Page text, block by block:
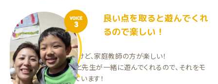
VOICE
3
良い点を取ると遊んでくれ
るので楽しい！
塾は難しい問題だったけど、家庭教師の方が楽しい！
テストでいい点を取ると先生が一緒に遊んでくれるので、それをモ
チベーションに頑張っています！